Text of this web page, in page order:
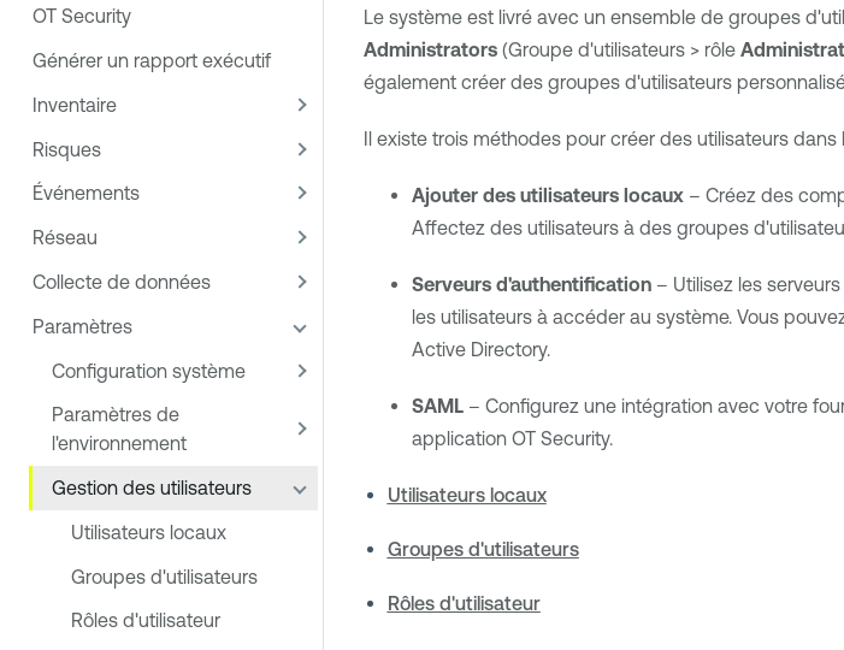
OT Security
Générer un rapport exécutif
Inventaire
Risques
Événements
Réseau
Collecte de données
Paramètres
Configuration système
Paramètres de
l'environnement
Gestion des utilisateurs
Utilisateurs locaux
Groupes d'utilisateurs
Rôles d'utilisateur
Le système est livré avec un ensemble de groupes
Administrators(Groupe d'utilisateurs > rôle
également créer des groupes d'utilisateurs
Il existe trois méthodes pour créer des utilisateurs dans
Ajouter des utilisateurs locaux– Créez des
Affectez des utilisateurs à des groupes
Serveurs d'authentification– Utilisez les
les utilisateurs à accéder au système. Vous
Active Directory.
SAML– Configurez une intégration avec votre
application OT Security.
Utilisateurs locaux
Groupes d'utilisateurs
Rôles d'utilisateur